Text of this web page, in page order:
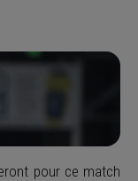
pour ce match